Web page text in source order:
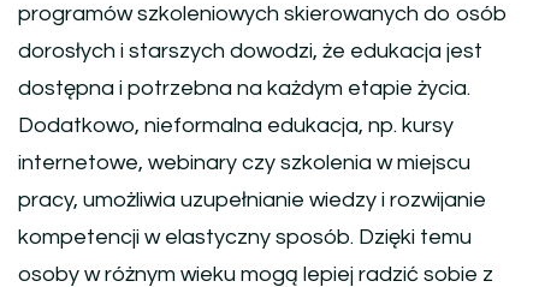
programów szkoleniowych skierowanych do osób
dorosłych i starszych dowodzi, że edukacja jest
dostępna i potrzebna na każdym etapie życia.
Dodatkowo, nieformalna edukacja, np. kursy
internetowe, webinary czy szkolenia w miejscu
pracy, umożliwia uzupełnianie wiedzy i rozwijanie
kompetencji w elastyczny sposób. Dzięki temu
osoby w różnym wieku mogą lepiej radzić sobie z